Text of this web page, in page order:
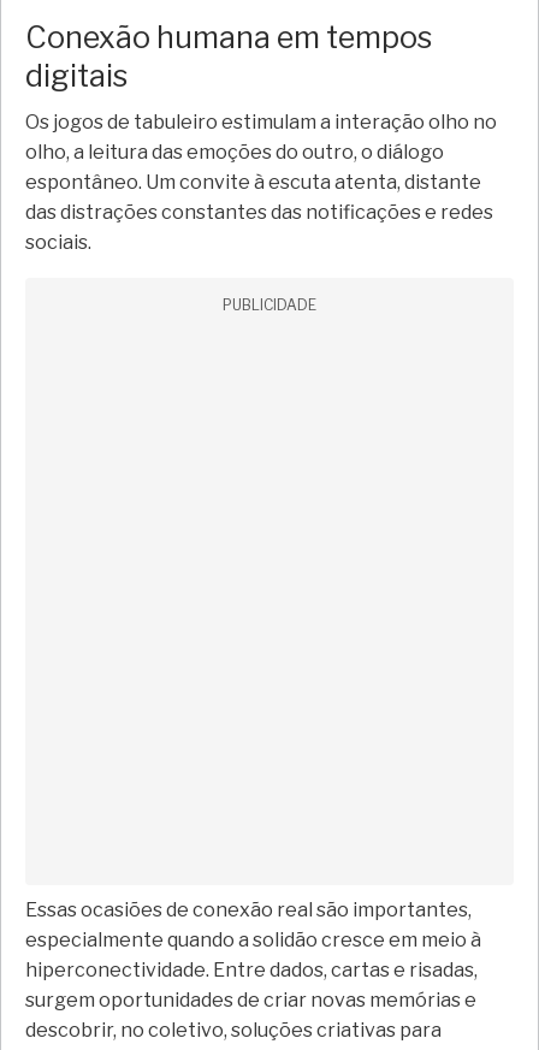
Conexão humana em tempos
digitais
Os jogos de tabuleiro estimulam a interação olho no
olho, a leitura das emoções do outro, o diálogo
espontâneo. Um convite à escuta atenta, distante
das distrações constantes das notificações e redes
sociais.
PUBLICIDADE
Essas ocasiões de conexão real são importantes,
especialmente quando a solidão cresce em meio à
hiperconectividade. Entre dados, cartas e risadas,
surgem oportunidades de criar novas memórias e
descobrir, no coletivo, soluções criativas para